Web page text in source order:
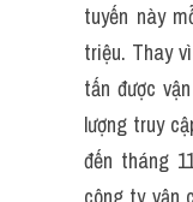
tuyến này
triệu. Thay
tấn được
lượng truy
đến tháng